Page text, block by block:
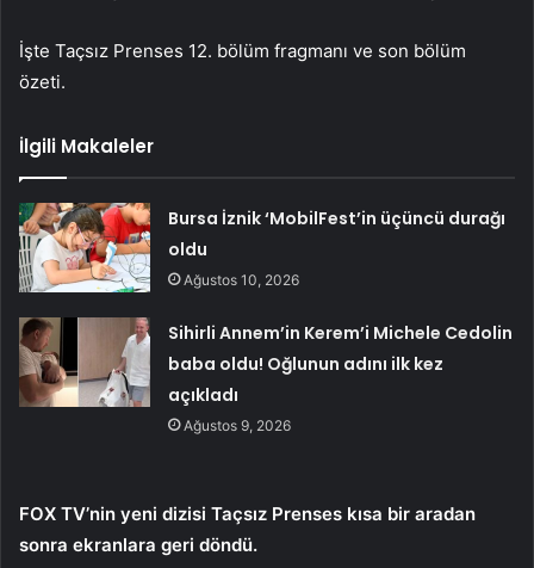
İşte Taçsız Prenses 12. bölüm fragmanı ve son bölüm
özeti.
İlgili Makaleler
Bursa İznik ‘MobilFest’in üçüncü durağı
oldu
Ağustos 10, 2026
Sihirli Annem’in Kerem’i Michele Cedolin
baba oldu! Oğlunun adını ilk kez
açıkladı
Ağustos 9, 2026
FOX TV’nin yeni dizisi Taçsız Prenses kısa bir aradan
sonra ekranlara geri döndü.